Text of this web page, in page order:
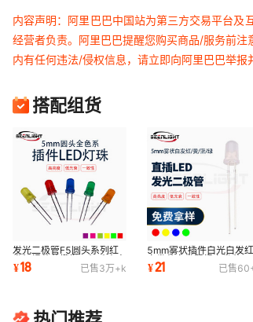
内容声明：阿里巴巴中国站为第三方交易平台
经营者负责。阿里巴巴提醒您购买商品/服务前
内有任何违法/侵权信息，请立即向阿里巴巴举报
搭配组货
发光二极管F5圆头系列红
发红绿蓝黄橙指示灯珠高亮
直插 led 灯珠
¥18 已售3万+k
5mm雾状插件白光白发红
白发蓝白发翠绿白发黄F5
乳白色灯珠直插led
¥21 已售